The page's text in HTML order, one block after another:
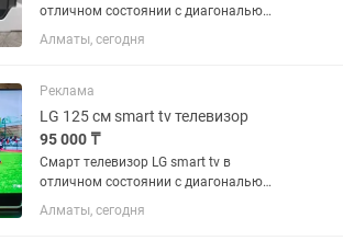
отличном состоянии с диагональю
экрана 110 см (43 дюйма). Встроенный
цифровой тюнер с 25 бесплатными
интересных...
Алматы, сегодня
Реклама
LG 125 см smart tv телевизор
95 000 ₸
Смарт телевизор LG smart tv в
отличном состоянии с диагональю
экрана 125 см (49 дюймов).
Встроенный цифровой тюнер с 25
Алматы, сегодня